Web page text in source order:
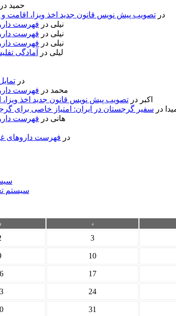
حمید در
در تصویب پیش نویس قانون جدید اخذ ویزا، اقامت
نیلی در فهرست
نیلی در فهرست
نیلی در فهرست
لیلی در
آمادگی
در
محمد در فهرست
اکبر در تصویب پیش نویس قانون جدید اخذ
در سفیر گرجستان در ایران: امتیاز خاصی برای
هانی در فهرست
در فهرست داروهای
سیستم
د
3
10
17
24
31